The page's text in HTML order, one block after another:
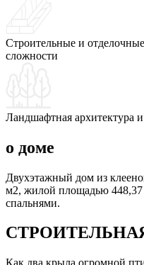
Строительные и
сложности
Ландшафтная архитектура и
о доме
Двухэтажный дом из
м2, жилой площадью
спальнями.